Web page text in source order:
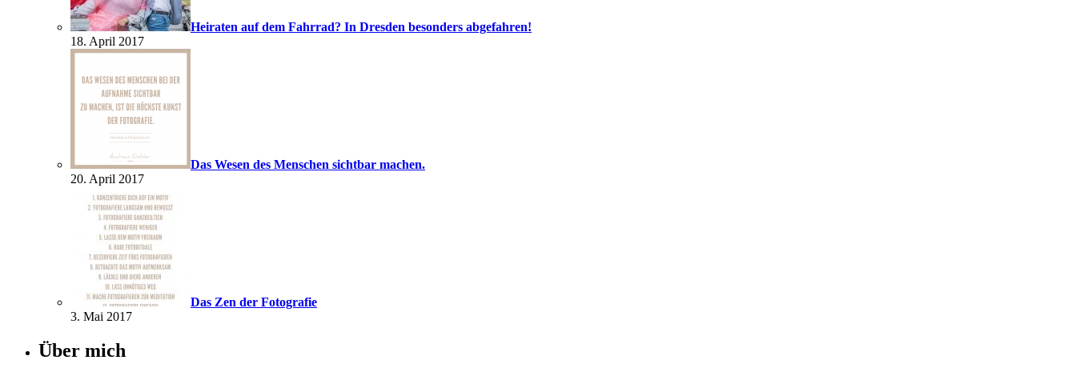
Heiraten auf dem Fahrrad? In Dresden besonders abgefahren!
18. April 2017
Das Wesen des Menschen sichtbar machen.
20. April 2017
Das Zen der Fotografie
3. Mai 2017
Über mich